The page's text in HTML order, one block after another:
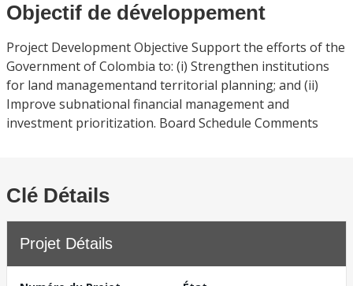
Objectif de développement
Project Development Objective Support the efforts of the
Government of Colombia to: (i) Strengthen institutions
for land managementand territorial planning; and (ii)
Improve subnational financial management and
investment prioritization. Board Schedule Comments
Clé Détails
Projet Détails